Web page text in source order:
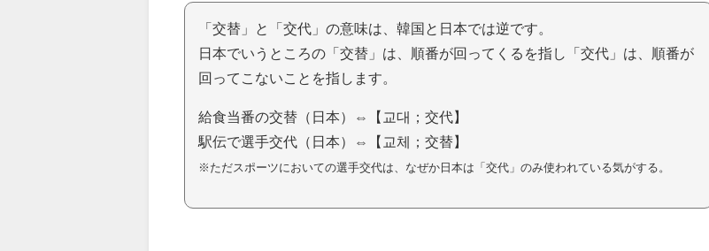
「交替」と「交代」の意味は、韓国と日本では逆です。
日本でいうところの「交替」は、順番が回ってくるを指し「交代」は、順番が
回ってこないことを指します。
給食当番の交替（日本）⇔【교대；交代】
駅伝で選手交代（日本）⇔【교체；交替】
※ただスポーツにおいての選手交代は、なぜか日本は「交代」のみ使われている気がする。